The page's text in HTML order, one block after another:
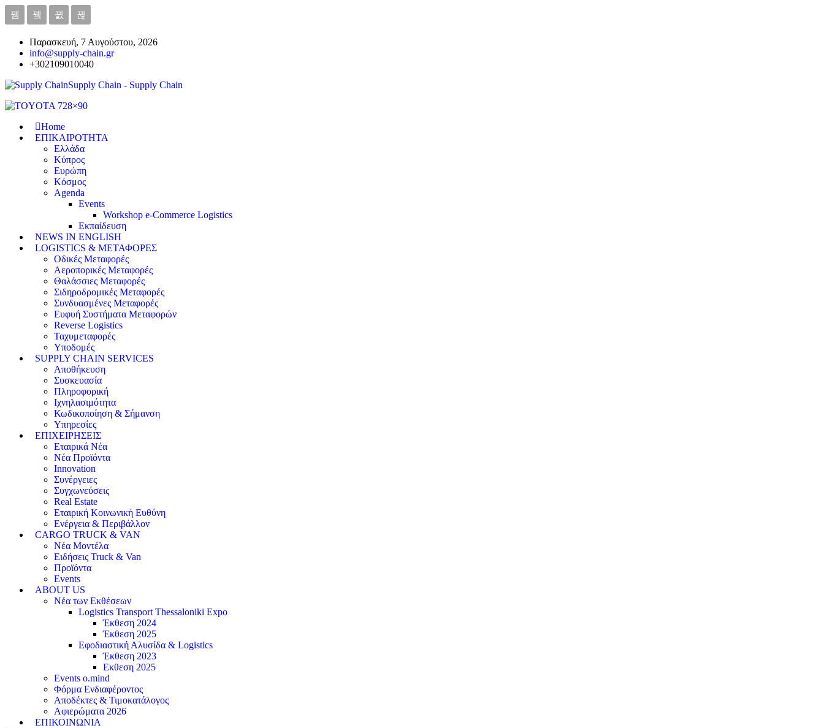
Παρασκευή, 7 Αυγούστου, 2026
info@supply-chain.gr
+302109010040
Supply Chain - Supply Chain
Home
ΕΠΙΚΑΙΡΟΤΗΤΑ
Ελλάδα
Κύπρος
Ευρώπη
Κόσμος
Agenda
Events
Workshop e-Commerce Logistics
Εκπαίδευση
NEWS IN ENGLISH
LOGISTICS & ΜΕΤΑΦΟΡΕΣ
Οδικές Μεταφορές
Αεροπορικές Μεταφορές
Θαλάσσιες Μεταφορές
Σιδηροδρομικές Μεταφορές
Συνδυασμένες Μεταφορές
Ευφυή Συστήματα Μεταφορών
Reverse Logistics
Ταχυμεταφορές
Υποδομές
SUPPLY CHAIN SERVICES
Αποθήκευση
Συσκευασία
Πληροφορική
Ιχνηλασιμότητα
Κωδικοποίηση & Σήμανση
Υπηρεσίες
ΕΠΙΧΕΙΡΗΣΕΙΣ
Εταιρικά Νέα
Νέα Προϊόντα
Innovation
Συνέργειες
Συγχωνεύσεις
Real Estate
Εταιρική Κοινωνική Ευθύνη
Ενέργεια & Περιβάλλον
CARGO TRUCK & VAN
Νέα Μοντέλα
Ειδήσεις Truck & Van
Προϊόντα
Events
ABOUT US
Νέα των Εκθέσεων
Logistics Transport Thessaloniki Expo
Έκθεση 2024
Έκθεση 2025
Εφοδιαστική Αλυσίδα & Logistics
Έκθεση 2023
Εκθεση 2025
Events o.mind
Φόρμα Ενδιαφέροντος
Αποδέκτες & Τιμοκατάλογος
Αφιερώματα 2026
ΕΠΙΚΟΙΝΩΝΙΑ